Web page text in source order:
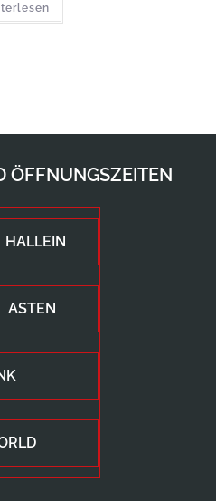
ÖFFNUNGSZEITEN
HALLEIN
ASTEN